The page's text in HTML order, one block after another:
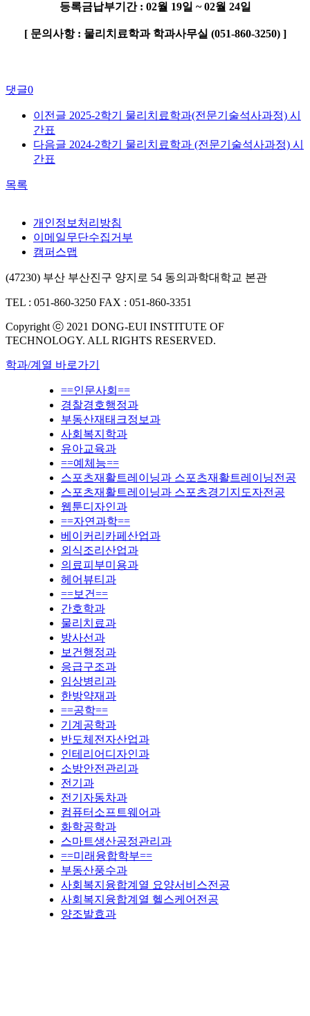
등록금납부기간 : 02월 19일 ~ 02월 24일
[ 문의사항 : 물리치료학과 학과사무실 (051-860-3250) ]
댓글0
이전글 2025-2학기 물리치료학과(전문기술석사과정) 시
간표
다음글 2024-2학기 물리치료학과 (전문기술석사과정) 시
간표
목록
개인정보처리방침
이메일무단수집거부
캠퍼스맵
(47230) 부산 부산진구 양지로 54 동의과학대학교 본관
TEL : 051-860-3250 FAX : 051-860-3351
Copyright ⓒ 2021 DONG-EUI INSTITUTE OF
TECHNOLOGY. ALL RIGHTS RESERVED.
학과/계열 바로가기
==인문사회==
경찰경호행정과
부동산재태크정보과
사회복지학과
유아교육과
==예체능==
스포츠재활트레이닝과 스포츠재활트레이닝전공
스포츠재활트레이닝과 스포츠경기지도자전공
웹툰디자인과
==자연과학==
베이커리카페산업과
외식조리산업과
의료피부미용과
헤어뷰티과
==보건==
간호학과
물리치료과
방사선과
보건행정과
응급구조과
임상병리과
한방약재과
==공학==
기계공학과
반도체전자산업과
인테리어디자인과
소방안전관리과
전기과
전기자동차과
컴퓨터소프트웨어과
화학공학과
스마트생산공정관리과
==미래융합학부==
부동산풍수과
사회복지융합계열 요양서비스전공
사회복지융합계열 헬스케어전공
양조발효과